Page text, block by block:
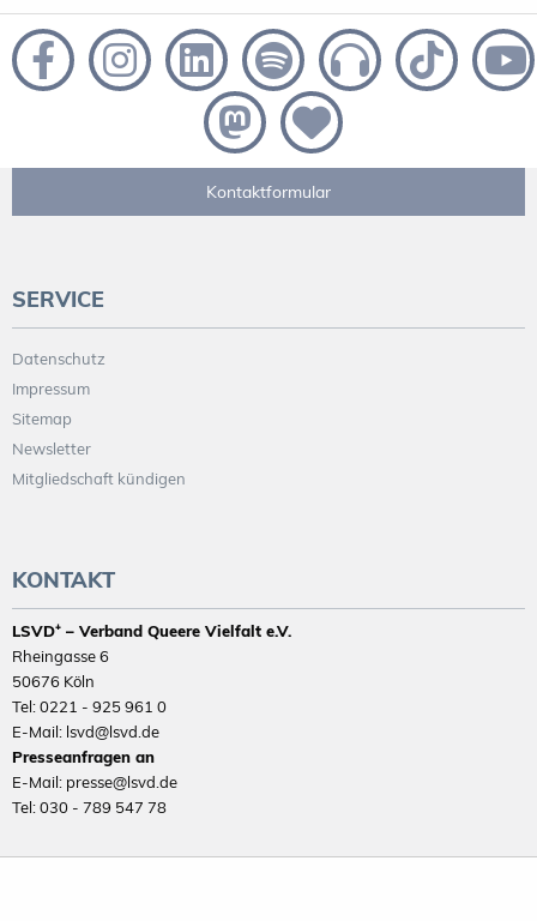
Kontaktformular
SERVICE
Datenschutz
Impressum
Sitemap
Newsletter
Mitgliedschaft kündigen
KONTAKT
LSVD⁺ – Verband Queere Vielfalt e.V.
Rheingasse 6
50676 Köln
Tel: 0221 - 925 961 0
E-Mail: lsvd@lsvd.de
Presseanfragen an
E-Mail: presse@lsvd.de
Tel: 030 - 789 547 78